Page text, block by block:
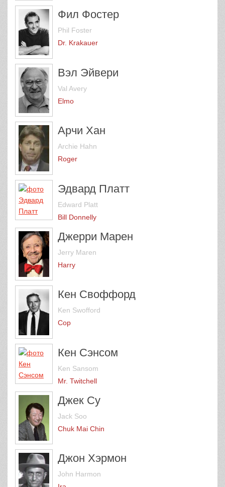
Фил Фостер
Phil Foster
Dr. Krakauer
Вэл Эйвери
Val Avery
Elmo
Арчи Хан
Archie Hahn
Roger
Эдвард Платт
Edward Platt
Bill Donnelly
Джерри Марен
Jerry Maren
Harry
Кен Своффорд
Ken Swofford
Cop
Кен Сэнсом
Ken Sansom
Mr. Twitchell
Джек Су
Jack Soo
Chuk Mai Chin
Джон Хэрмон
John Harmon